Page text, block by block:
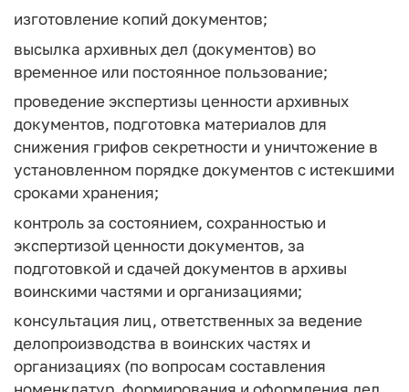
изготовление копий документов;
высылка архивных дел (документов) во
временное или постоянное пользование;
проведение экспертизы ценности архивных
документов, подготовка материалов для
снижения грифов секретности и уничтожение в
установленном порядке документов с истекшими
сроками хранения;
контроль за состоянием, сохранностью и
экспертизой ценности документов, за
подготовкой и сдачей документов в архивы
воинскими частями и организациями;
консультация лиц, ответственных за ведение
делопроизводства в воинских частях и
организациях (по вопросам составления